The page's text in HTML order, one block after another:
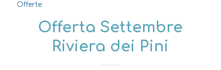
Offerte
Offerta Settembre
Riviera dei Pini